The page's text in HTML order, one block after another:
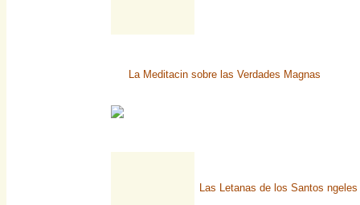
La Meditacin sobre las Verdades Magnas
Las Letanas de los Santos